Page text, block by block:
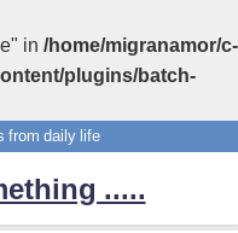
in /home/migranamor/c-
plugins/batch-
from daily life
.....